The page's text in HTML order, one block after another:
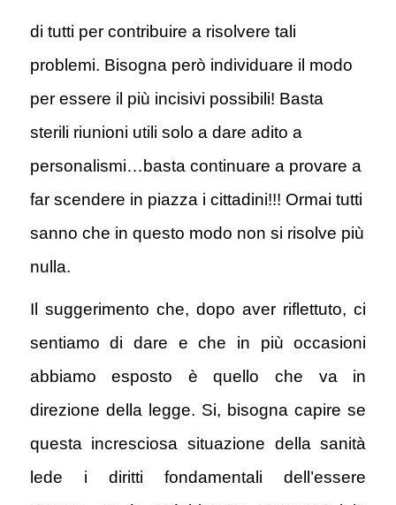
di tutti per contribuire a risolvere tali
problemi. Bisogna però individuare il modo
per essere il più incisivi possibili! Basta
sterili riunioni utili solo a dare adito a
personalismi…basta continuare a provare a
far scendere in piazza i cittadini!!! Ormai tutti
sanno che in questo modo non si risolve più
nulla.
Il suggerimento che, dopo aver riflettuto, ci
sentiamo di dare e che in più occasioni
abbiamo esposto è quello che va in
direzione della legge. Si, bisogna capire se
questa incresciosa situazione della sanità
lede i diritti fondamentali dell’essere